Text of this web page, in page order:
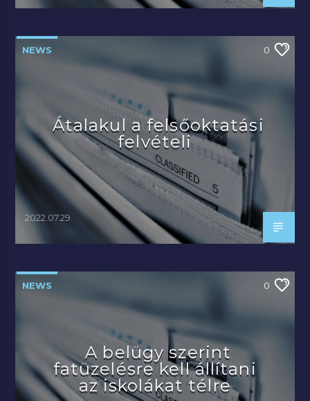
NEWS 0
Átalakul a felsőoktatási
felvételi
2022.07.29.
NEWS 0
A belügy szerint
fatüzelésre kell állítani
az iskolákat télre